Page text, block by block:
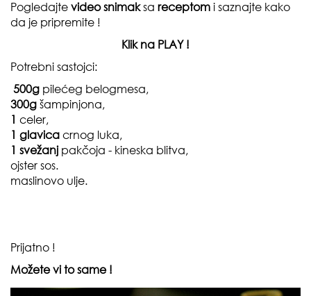
Pogledajte video snimaksa receptom i saznajte kako
da je pripremite !
Klik na PLAY !
Potrebni sastojci:
500g pilećeg belogmesa,
300g šampinjona,
1 celer,
1 glavica crnog luka,
1 svežanjpakčoja - kineska blitva,
ojster sos.
maslinovo ulje.
Prijatno !
Možete vi to same !